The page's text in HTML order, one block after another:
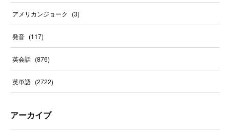
アメリカンジョーク (3)
発音 (117)
英会話 (876)
英単語 (2722)
アーカイブ